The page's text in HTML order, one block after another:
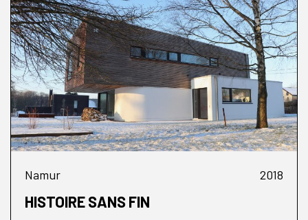
Namur 2018
HISTOIRE SANS FIN